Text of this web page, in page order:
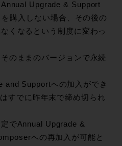
Upgrade & Support
購入しない場合、その後の
くなるという制度に変わっ
のままのバージョンで永続
and Supportへの加入ができ
すでに昨年末で締め切られ
定でAnnual Upgrade &
への再加入が可能と